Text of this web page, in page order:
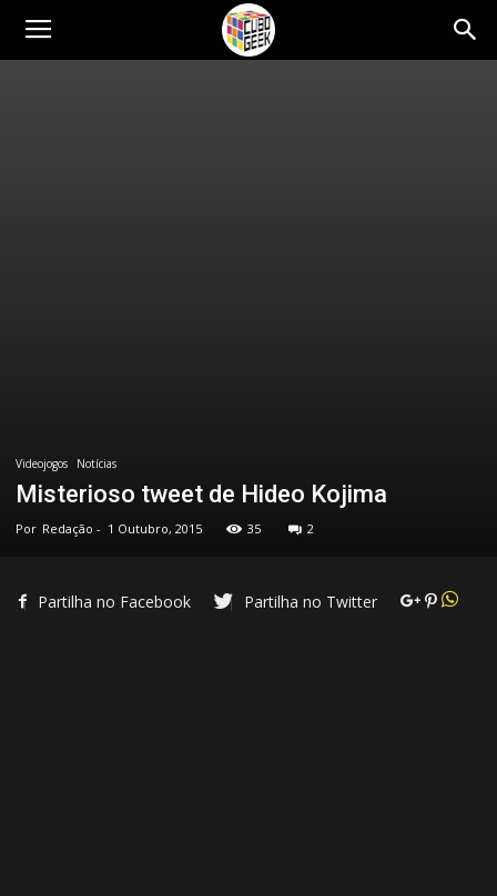
Cubo
Videojogos Notícias
Misterioso tweet de Hideo Kojima
Por Redação - 1 Outubro, 2015 35 2
Partilha no Facebook Partilha no Twitter